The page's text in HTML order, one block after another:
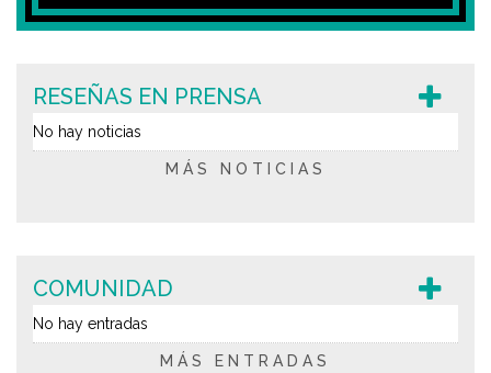
RESEÑAS EN PRENSA
No hay noticias
MÁS NOTICIAS
COMUNIDAD
No hay entradas
MÁS ENTRADAS